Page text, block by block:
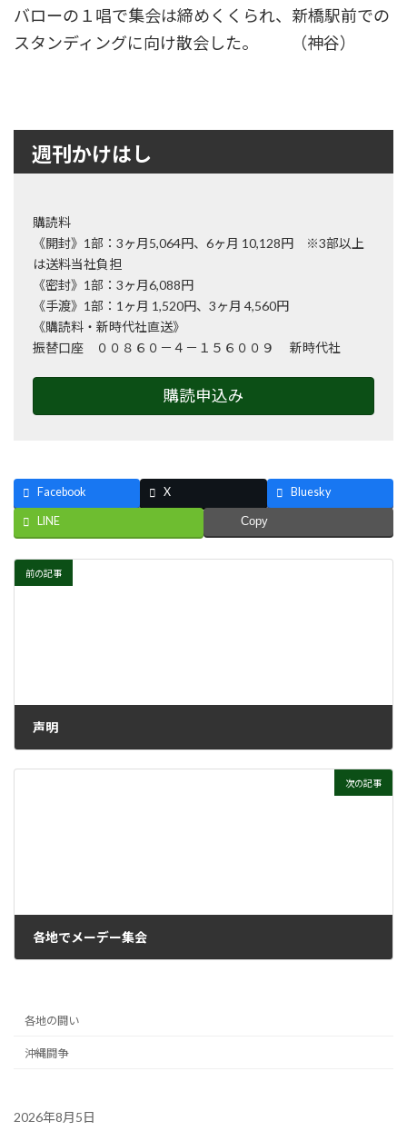
バローの１唱で集会は締めくくられ、新橋駅前での
スタンディングに向け散会した。 （神谷）
週刊かけはし
購読料
《開封》1部：3ヶ月5,064円、6ヶ月 10,128円 ※3部以上
は送料当社負担
《密封》1部：3ヶ月6,088円
《手渡》1部：1ヶ月 1,520円、3ヶ月 4,560円
《購読料・新時代社直送》
振替口座 ００８６０－４－１５６００９ 新時代社
購読申込み
Facebook X Bluesky
LINE Copy
前の記事
声明
次の記事
各地でメーデー集会
各地の闘い
沖縄闘争
2026年8月5日